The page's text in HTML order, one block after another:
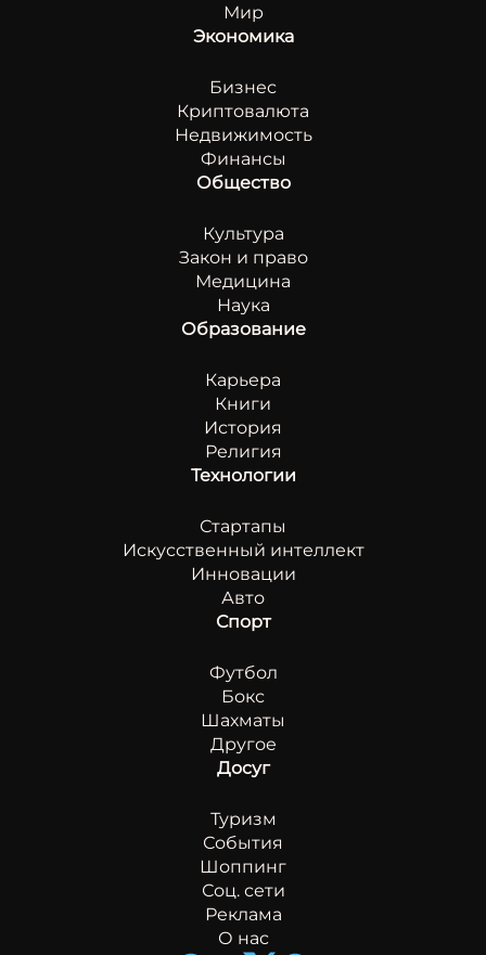
Мир
Экономика
Бизнес
Криптовалюта
Недвижимость
Финансы
Общество
Культура
Закон и право
Медицина
Наука
Образование
Карьера
Книги
История
Религия
Технологии
Стартапы
Искусственный интеллект
Инновации
Авто
Спорт
Футбол
Бокс
Шахматы
Другое
Досуг
Туризм
События
Шоппинг
Соц. сети
Реклама
О нас